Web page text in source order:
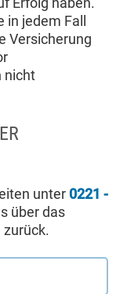
in jedem Fall
Versicherung
nicht
unter 0221 -
über das
zurück.